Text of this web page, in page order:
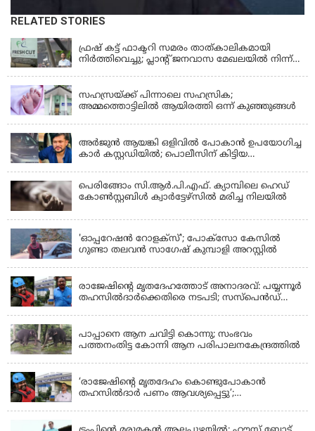
RELATED STORIES
KERALA
ഫ്രഷ് കട്ട് ഫാക്ടറി സമരം താത്കാലികമായി
നിർത്തിവെച്ചു; പ്ലാൻ്റ് ജനവാസ മേഖലയിൽ നിന്ന്
സഹസ്രയ്ക്ക് പിന്നാലെ സഹസ്രിക;
അമ്മത്തൊട്ടിലില്‍ ആയിരത്തി ഒന്ന് കുഞ്ഞുങ്ങള്‍
അർജുൻ ആയങ്കി ഒളിവിൽ പോകാൻ ഉപയോഗിച്ച
കാർ കസ്റ്റഡിയിൽ; പൊലീസിന് കിട്ടിയ
പെരിങ്ങോം സി.ആർ.പി.എഫ്. ക്യാമ്പിലെ ഹെഡ്
കോൺസ്റ്റബിൾ ക്വാർട്ടേഴ്സിൽ മരിച്ച നിലയിൽ
'ഓപ്പറേഷൻ റോളക്സ്'; പോക്സോ കേസിൽ
ഗുണ്ടാ തലവൻ സാഗേഷ് കുമ്പാളി അറസ്റ്റിൽ
രാജേഷിന്റെ മൃതദേഹത്തോട് അനാദരവ്: പയ്യന്നൂർ
തഹസിൽദാർക്കെതിരെ നടപടി; സസ്പെൻഡ്
പാപ്പാനെ ആന ചവിട്ടി കൊന്നു; സംഭവം
പത്തനംതിട്ട കോന്നി ആന പരിപാലനകേന്ദ്രത്തിൽ
‘രാജേഷിന്‍റെ മൃതദേഹം കൊണ്ടുപോകാന്‍
തഹസില്‍ദാര്‍ പണം ആവശ്യപ്പെട്ടു’;